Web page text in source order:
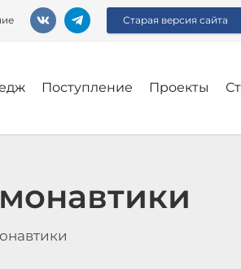
Старая версия сайта
Поступление Проекты